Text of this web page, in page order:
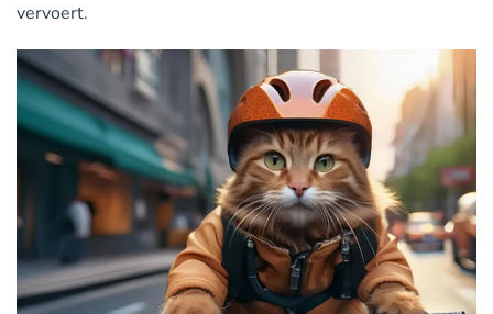
vervoert.